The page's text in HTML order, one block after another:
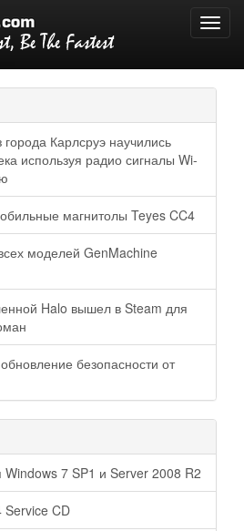
Карлсруэ научились
используя радио сигналы Wi-
магнитолы Teyes CC4
моделей GenMachine
Halo вышел в Steam для
безопасности от
7 SP1 и Server 2008 R2
Service CD